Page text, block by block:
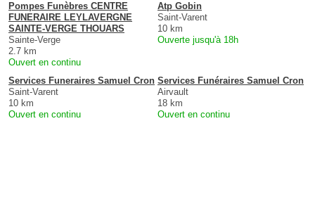
Pompes Funèbres CENTRE
FUNERAIRE LEYLAVERGNE
SAINTE-VERGE THOUARS
Sainte-Verge
2.7 km
Ouvert en continu
Atp Gobin
Saint-Varent
10 km
Ouverte jusqu'à 18h
Services Funeraires Samuel Cron
Saint-Varent
10 km
Ouvert en continu
Services Funéraires Samuel Cron
Airvault
18 km
Ouvert en continu